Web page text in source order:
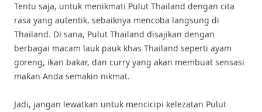
Tentu saja, untuk menikmati Pulut Thailand dengan cita
rasa yang autentik, sebaiknya mencoba langsung di
Thailand. Di sana, Pulut Thailand disajikan dengan
berbagai macam lauk pauk khas Thailand seperti ayam
goreng, ikan bakar, dan curry yang akan membuat sensasi
makan Anda semakin nikmat.
Jadi, jangan lewatkan untuk mencicipi kelezatan Pulut